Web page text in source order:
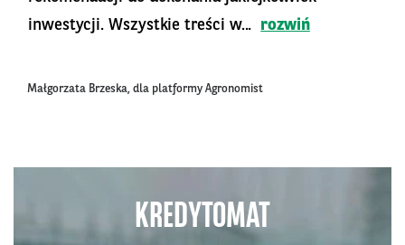
inwestycji. Wszystkie treści w...
rozwiń
Małgorzata Brzeska, dla platformy Agronomist
KREDYTOMAT